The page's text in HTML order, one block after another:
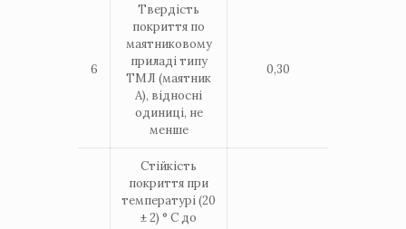
6
Твердість
покриття по
маятниковому
приладі типу
ТМЛ (маятник
А), відносні
одиниці, не
менше
0,30
Стійкість
покриття при
температурі (20
± 2) ° С до